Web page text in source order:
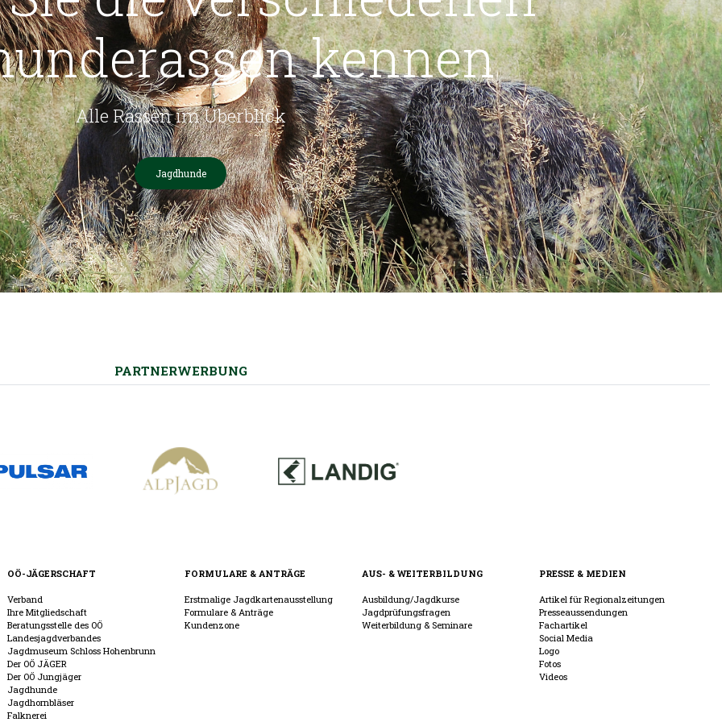
kennen
Alle Rassen im Überblick
Jagdhunde
PARTNERWERBUNG
OÖ-JÄGERSCHAFT
Verband
Ihre Mitgliedschaft
Beratungsstelle des OÖ
Landesjagdverbandes
Jagdmuseum Schloss Hohenbrunn
Der OÖ JÄGER
Der OÖ Jungjäger
Jagdhunde
Jagdhornbläser
Falknerei
FORMULARE & ANTRÄGE
Erstmalige Jagdkartenausstellung
Formulare & Anträge
Kundenzone
AUS- & WEITERBILDUNG
Ausbildung/Jagdkurse
Jagdprüfungsfragen
Weiterbildung & Seminare
PRESSE & MEDIEN
Artikel für Regionalzeitungen
Presseaussendungen
Fachartikel
Social Media
Logo
Fotos
Videos